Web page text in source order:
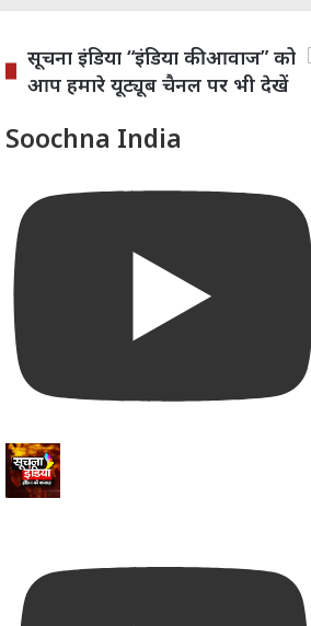
सूचना इंडिया “इंडिया की आवाज” को
आप हमारे यूट्यूब चैनल पर भी देखें
Soochna India